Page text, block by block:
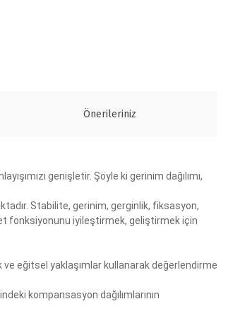
Önerileriniz
genişletir. Şöyle ki gerinim dağılımı,
Stabilite, gerinim, gerginlik, fiksasyon,
fonksiyonunu iyileştirmek, geliştirmek için
eğitsel yaklaşımlar kullanarak değerlendirme
kompansasyon dağılımlarının